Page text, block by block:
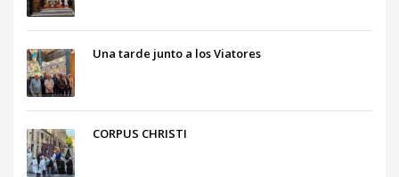
Una tarde junto a los Viatores
CORPUS CHRISTI